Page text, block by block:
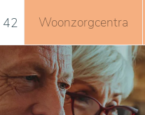
Woonzorgcentra